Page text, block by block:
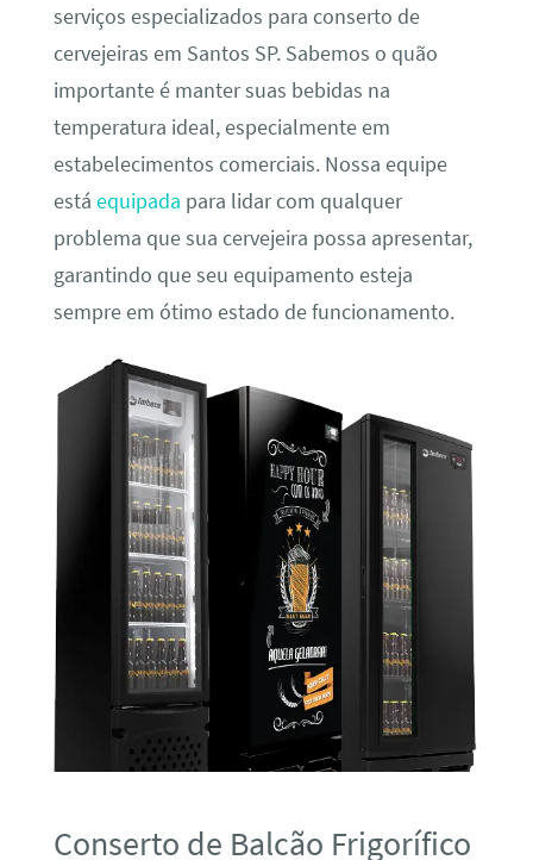
serviços especializados para conserto de
cervejeiras em Santos SP. Sabemos o quão
importante é manter suas bebidas na
temperatura ideal, especialmente em
estabelecimentos comerciais. Nossa equipe
está equipada para lidar com qualquer
problema que sua cervejeira possa apresentar,
garantindo que seu equipamento esteja
sempre em ótimo estado de funcionamento.
Conserto de Balcão Frigorífico